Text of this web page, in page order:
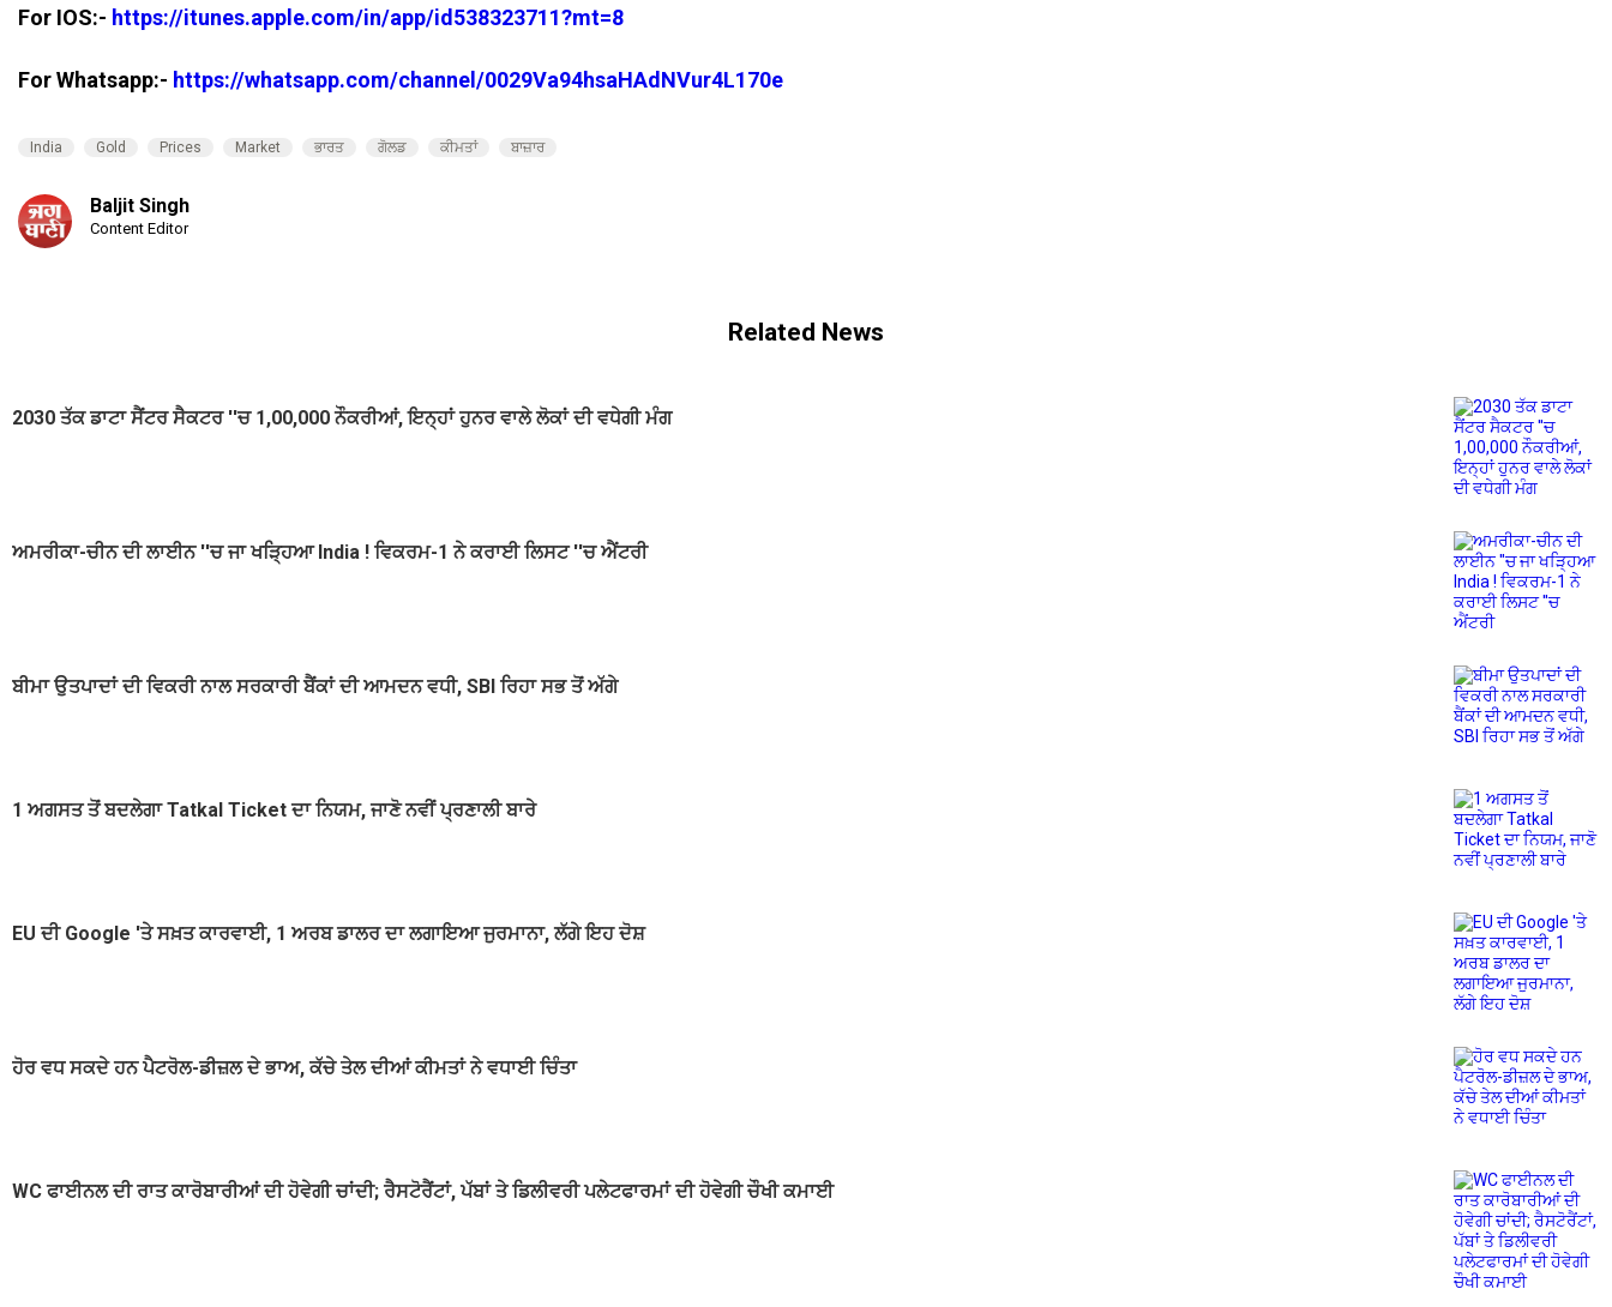
For IOS:- https://itunes.apple.com/in/app/id538323711?mt=8
For Whatsapp:- https://whatsapp.com/channel/0029Va94hsaHAdNVur4L170e
India Gold Prices Market ਭਾਰਤ ਗੋਲਡ ਕੀਮਤਾਂ ਬਾਜ਼ਾਰ
Baljit Singh
Content Editor
Related News
2030 ਤੱਕ ਡਾਟਾ ਸੈਂਟਰ ਸੈਕਟਰ ''ਚ 1,00,000 ਨੌਕਰੀਆਂ, ਇਨ੍ਹਾਂ ਹੁਨਰ ਵਾਲੇ ਲੋਕਾਂ ਦੀ ਵਧੇਗੀ ਮੰਗ
ਅਮਰੀਕਾ-ਚੀਨ ਦੀ ਲਾਈਨ ''ਚ ਜਾ ਖੜ੍ਹਿਆ India ! ਵਿਕਰਮ-1 ਨੇ ਕਰਾਈ ਲਿਸਟ ''ਚ ਐਂਟਰੀ
ਬੀਮਾ ਉਤਪਾਦਾਂ ਦੀ ਵਿਕਰੀ ਨਾਲ ਸਰਕਾਰੀ ਬੈਂਕਾਂ ਦੀ ਆਮਦਨ ਵਧੀ, SBI ਰਿਹਾ ਸਭ ਤੋਂ ਅੱਗੇ
1 ਅਗਸਤ ਤੋਂ ਬਦਲੇਗਾ Tatkal Ticket ਦਾ ਨਿਯਮ, ਜਾਣੋ ਨਵੀਂ ਪ੍ਰਣਾਲੀ ਬਾਰੇ
EU ਦੀ Google 'ਤੇ ਸਖ਼ਤ ਕਾਰਵਾਈ, 1 ਅਰਬ ਡਾਲਰ ਦਾ ਲਗਾਇਆ ਜੁਰਮਾਨਾ, ਲੱਗੇ ਇਹ ਦੋਸ਼
ਹੋਰ ਵਧ ਸਕਦੇ ਹਨ ਪੈਟਰੋਲ-ਡੀਜ਼ਲ ਦੇ ਭਾਅ, ਕੱਚੇ ਤੇਲ ਦੀਆਂ ਕੀਮਤਾਂ ਨੇ ਵਧਾਈ ਚਿੰਤਾ
WC ਫਾਈਨਲ ਦੀ ਰਾਤ ਕਾਰੋਬਾਰੀਆਂ ਦੀ ਹੋਵੇਗੀ ਚਾਂਦੀ; ਰੈਸਟੋਰੈਂਟਾਂ, ਪੱਬਾਂ ਤੇ ਡਿਲੀਵਰੀ ਪਲੇਟਫਾਰਮਾਂ ਦੀ ਹੋਵੇਗੀ ਚੌਖੀ ਕਮਾਈ